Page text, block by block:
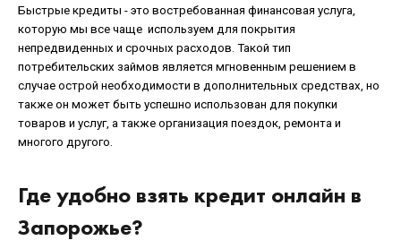
Быстрые кредиты - это востребованная финансовая услуга,
которую мы все чаще используем для покрытия
непредвиденных и срочных расходов. Такой тип
потребительских займов является мгновенным решением в
случае острой необходимости в дополнительных средствах, но
также он может быть успешно использован для покупки
товаров и услуг, а также организация поездок, ремонта и
многого другого.
Где удобно взять кредит онлайн в
Запорожье?